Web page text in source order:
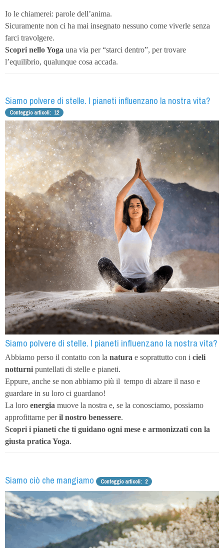
Io le chiamerei: parole dell’anima.
Sicuramente non ci ha mai insegnato nessuno come viverle senza
farci travolgere.
Scopri nello Yoga una via per “starci dentro”, per trovare
l’equilibrio, qualunque cosa accada.
Siamo polvere di stelle. I pianeti influenzano la nostra vita?
Conteggio articoli: 12
Siamo polvere di stelle. I pianeti influenzano la nostra vita?
Abbiamo perso il contatto con la natura e soprattutto con i cieli
notturni puntellati di stelle e pianeti.
Eppure, anche se non abbiamo più il tempo di alzare il naso e
guardare in su loro ci guardano!
La loro energia muove la nostra e, se la conosciamo, possiamo
approfittarne peril nostro benessere.
Scopri i pianeti che ti guidano ogni mese e armonizzati con la
giusta pratica Yoga.
Siamo ciò che mangiamo Conteggio articoli: 2